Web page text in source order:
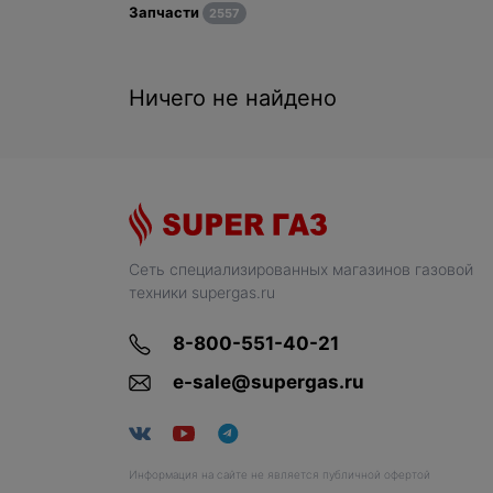
Запчасти 2557
Ничего не найдено
Сеть специализированных магазинов газовой
техники supergas.ru
8-800-551-40-21
e-sale@supergas.ru
Информация на сайте не является публичной офертой